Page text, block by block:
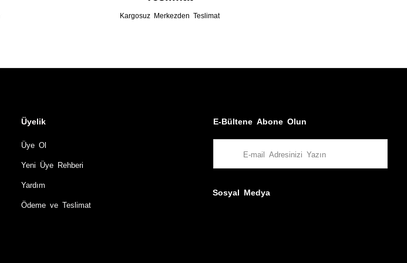
Kargosuz Merkezden Teslimat
Üyelik
Üye Ol
Yeni Üye Rehberi
Yardım
Ödeme ve Teslimat
E-Bültene Abone Olun
Sosyal Medya